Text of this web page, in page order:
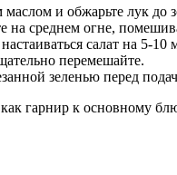
и обжарьте лук до
на среднем огне,
салат на 5-10
перемешайте.
зеленью перед
гарнир к основному